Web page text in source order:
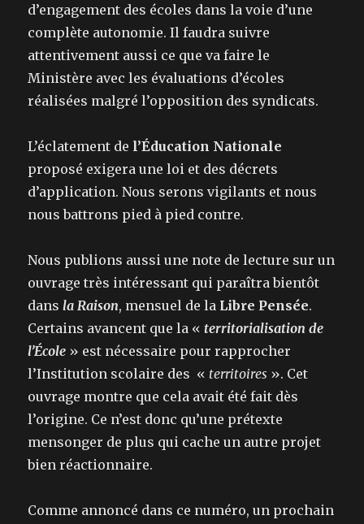
d’engagement des écoles dans la voie d’une
complète autonomie. Il faudra suivre
attentivement aussi ce que va faire le
Ministère avec les évaluations d’écoles
réalisées malgré l’opposition des syndicats.
L’éclatement de l’Éducation Nationale
proposé exigera une loi et des décrets
d’application. Nous serons vigilants et nous
nous battrons pied à pied contre.
Nous publions aussi une note de lecture sur un
ouvrage très intéressant qui paraîtra bientôt
dansla Raison, mensuel de la Libre Pensée.
Certains avancent que la « territorialisation de
l’École » est nécessaire pour rapprocher
l’Institution scolaire des « territoires ». Cet
ouvrage montre que cela avait été fait dès
l’origine. Ce n’est donc qu’une prétexte
mensonger de plus qui cache un autre projet
bien réactionnaire.
Comme annoncé dans ce numéro, un prochain